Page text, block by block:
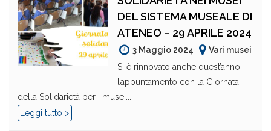
DEL SISTEMA MUSEALE DI
ATENEO – 29 APRILE 2024
3 Maggio 2024
Vari musei
Si è rinnovato anche quest’anno
l’appuntamento con la Giornata
della Solidarietà per i musei...
Leggi tutto >